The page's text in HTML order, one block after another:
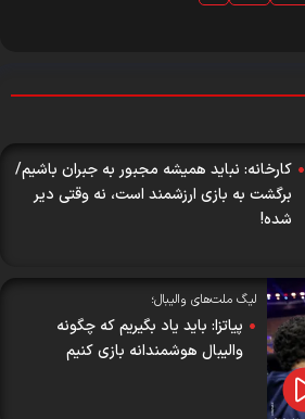
کارخانه: نباید همیشه مجبور به جبران باشیم/
برگشت به بازی ارزشمند است، نه وقتی دیر
شده!
لیگ ملت‌های والیبال؛
پیاتزا: باید یاد بگیریم که چگونه
والیبال هوشمندانه بازی کنیم